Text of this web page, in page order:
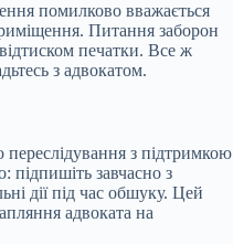
помилково вважається
Питання заборон
печатки. Все ж
з адвокатом.
переслідування з підтримкою
підпишіть завчасно з
дії під час обшуку. Цей
адвоката на